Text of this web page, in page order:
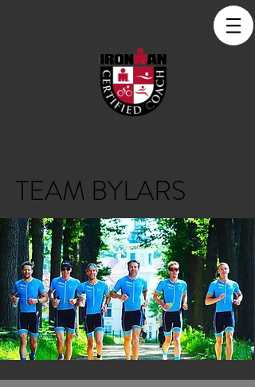
TEAM BYLARS